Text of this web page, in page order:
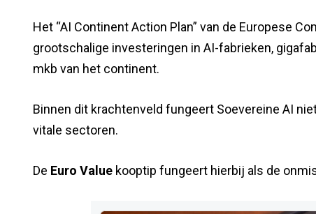
Het “AI Continent Action Plan” van de Europese
grootschalige investeringen in AI-fabrieken,
mkb van het continent.
Binnen dit krachtenveld fungeert Soevereine AI
vitale sectoren.
De Euro Value kooptip fungeert hierbij als de